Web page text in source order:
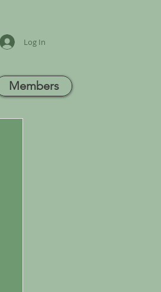
Log In
Members